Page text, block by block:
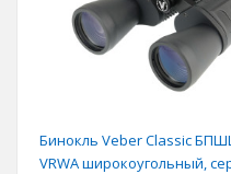
Previous
Бинокль Veber Classic
VRWA широкоугольный,